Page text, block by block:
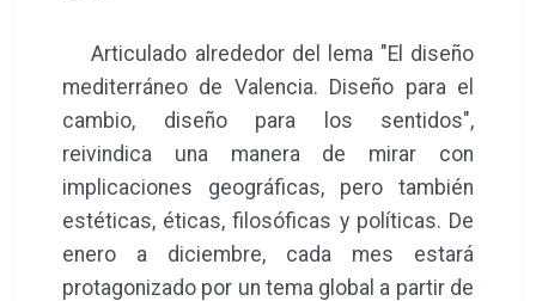
Articulado alrededor del lema "El diseño
mediterráneo de Valencia. Diseño para el
cambio, diseño para los sentidos",
reivindica una manera de mirar con
implicaciones geográficas, pero también
estéticas, éticas, filosóficas y políticas. De
enero a diciembre, cada mes estará
protagonizado por un tema global a partir de